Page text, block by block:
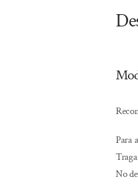
Para
No